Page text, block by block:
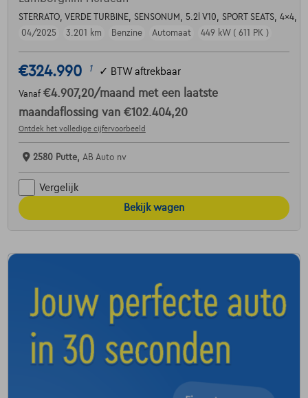
STERRATO, VERDE TURBINE, SENSONUM, 5.2l V10, SPORT SEATS, 4x4, 1
04/2025
3.201 km Benzine Automaat 449 kW ( 611 PK )
€324.990 1 ✓ BTW aftrekbaar
Vanaf €4.907,20/maand met een laatste
maandaflossing van €102.404,20
Ontdek het volledige cijfervoorbeeld
2580 Putte, AB Auto nv
Vergelijk
Bekijk wagen